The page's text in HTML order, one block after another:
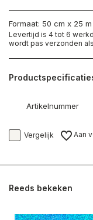
Formaat: 50 cm x 25 m
Levertijd is 4 tot 6
wordt pas verzonden
Artikelnummer
Vergelijk Aan
Reeds bekeken